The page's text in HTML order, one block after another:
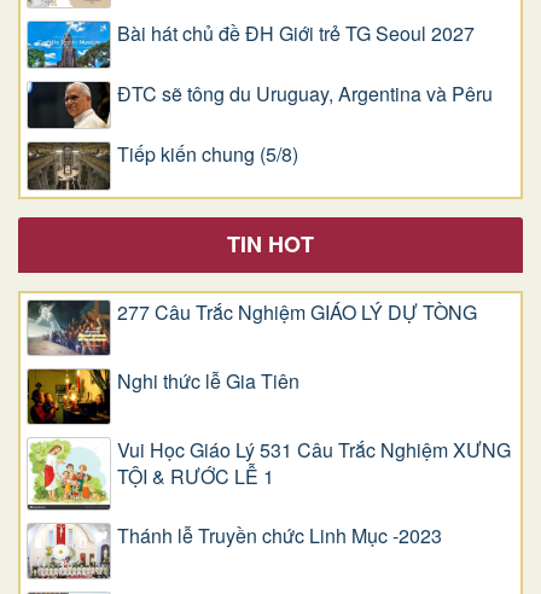
Bài hát chủ đề ĐH Giới trẻ TG Seoul 2027
ĐTC sẽ tông du Uruguay, Argentina và Pêru
Tiếp kiến chung (5/8)
TIN HOT
277 Câu Trắc Nghiệm GIÁO LÝ DỰ TÒNG
Nghi thức lễ Gia Tiên
Vui Học Giáo Lý 531 Câu Trắc Nghiệm XƯNG
TỘI & RƯỚC LỄ 1
Thánh lễ Truyền chức Linh Mục -2023